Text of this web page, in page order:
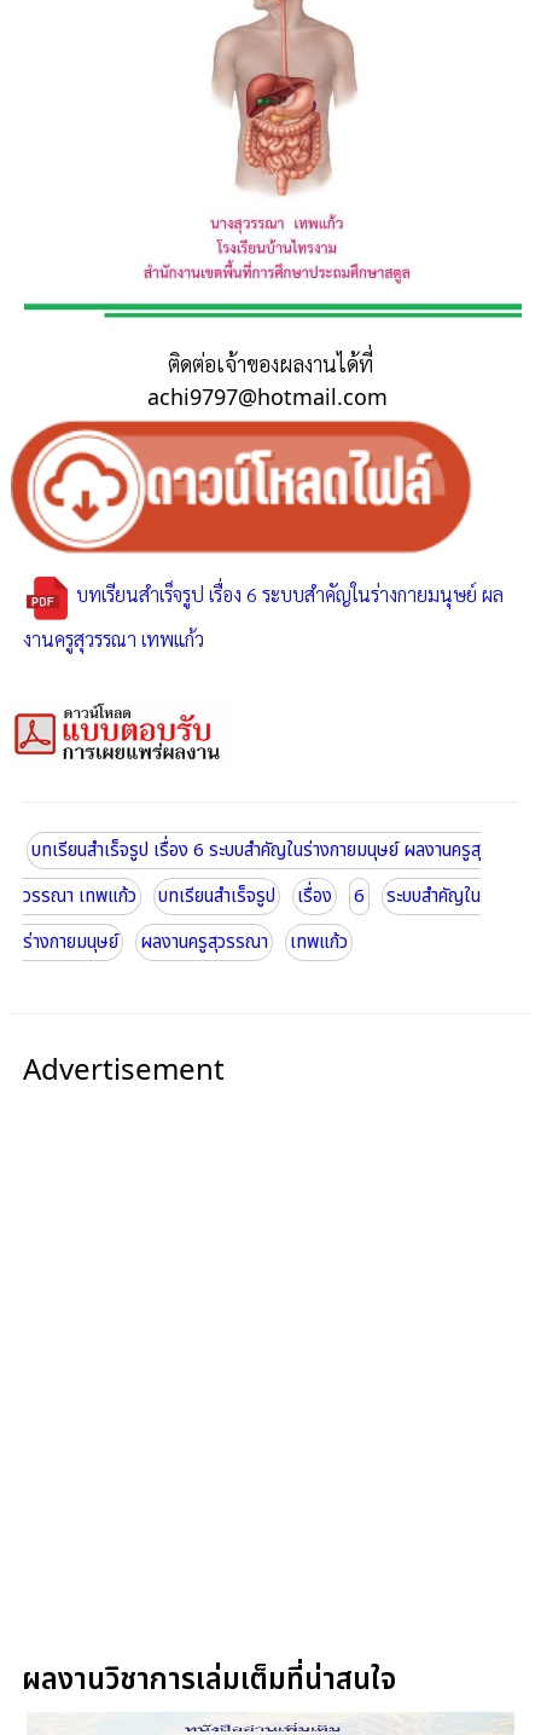
ติดต่อเจ้าของผลงานได้ที่
achi9797@hotmail.com
บทเรียนสำเร็จรูป เรื่อง 6 ระบบสำคัญในร่างกายมนุษย์ ผล
งานครูสุวรรณา เทพแก้ว
บทเรียนสำเร็จรูป เรื่อง 6 ระบบสำคัญในร่างกายมนุษย์ ผลงานครูสุ
วรรณา เทพแก้ว
บทเรียนสำเร็จรูป เรื่อง 6
ระบบสำคัญใน
ร่างกายมนุษย์
ผลงานครูสุวรรณา เทพแก้ว
Advertisement
ผลงานวิชาการเล่มเต็มที่น่าสนใจ